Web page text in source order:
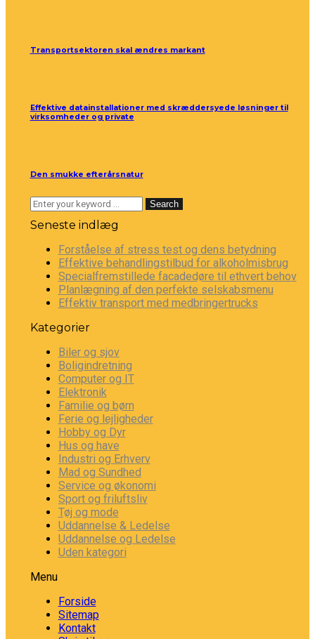
Transportsektoren skal ændres markant
Effektive datainstallationer med skræddersyede løsninger til
virksomheder og private
Den smukke efterårsnatur
Search
Seneste indlæg
Forståelse af stress test og dens betydning
Effektive behandlingstilbud for alkoholmisbrug
Specialfremstillede facadedøre til ethvert behov
Planlægning af den perfekte selskabsmenu
Effektiv transport med medbringertrucks
Kategorier
Biler og sjov
Boligindretning
Computer og IT
Elektronik
Familie og børn
Ferie og lejligheder
Hobby og Dyr
Hus og have
Industri og Erhverv
Mad og Sundhed
Service og økonomi
Sport og friluftsliv
Tøj og mode
Uddannelse & Ledelse
Uddannelse og Ledelse
Uden kategori
Menu
Forside
Sitemap
Kontakt